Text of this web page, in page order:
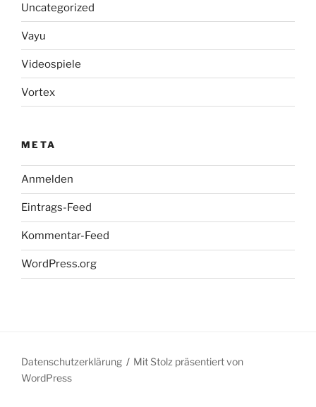
Uncategorized
Vayu
Videospiele
Vortex
META
Anmelden
Eintrags-Feed
Kommentar-Feed
WordPress.org
Datenschutzerklärung
Mit Stolz präsentiert von
WordPress